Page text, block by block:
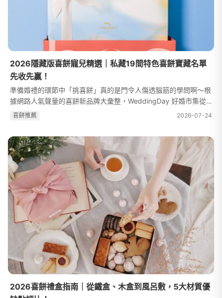
2026隱藏版喜餅寵兒精選｜私藏19間特色喜餅寶藏名單
先收先贏！
準備婚禮的環節中「挑喜餅」真的是門令人傷透腦筋的學問啊～根
據網路人氣聲量的喜餅新品牌大彙整，WeddingDay 好婚市集從
中挑選 19 間超紅的特色喜餅店家，究竟它們跟經典喜餅品牌有哪
喜餅推薦 2026-07-24
2026喜餅禮盒指南｜從鐵盒、木盒到風呂敷，5大材質優